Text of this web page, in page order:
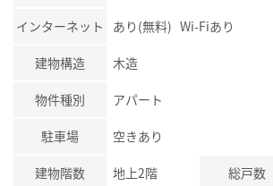
インターネット あり(無料) Wi-Fiあり
建物構造 木造
物件種別 アパート
駐車場 空きあり
建物階数 地上2階 総戸数